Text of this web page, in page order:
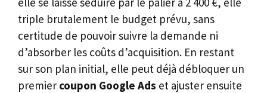
triple brutalement le budget prévu, sans
certitude de pouvoir suivre la demande ni
d’absorber les coûts d’acquisition. En restant
sur son plan initial, elle peut déjà débloquer un
premier coupon Google Ads et ajuster ensuite